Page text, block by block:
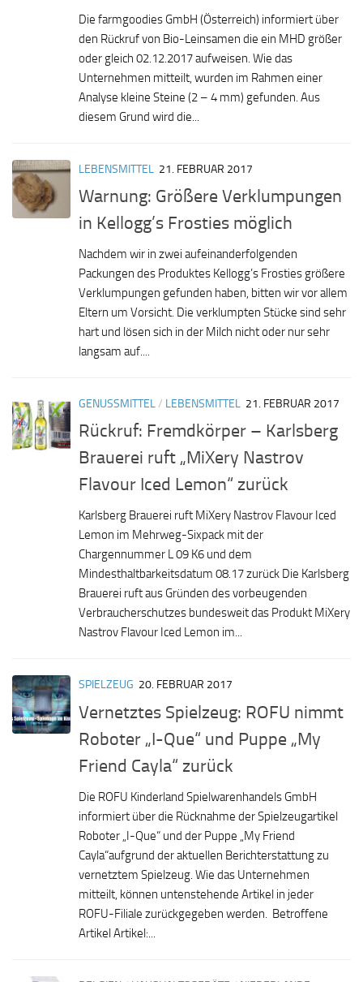
Die farmgoodies GmbH (Österreich) informiert über
den Rückruf von Bio-Leinsamen die ein MHD größer
oder gleich 02.12.2017 aufweisen. Wie das
Unternehmen mitteilt, wurden im Rahmen einer
Analyse kleine Steine (2 – 4 mm) gefunden. Aus
diesem Grund wird die...
LEBENSMITTEL 21. FEBRUAR 2017
Warnung: Größere Verklumpungen
in Kellogg’s Frosties möglich
Nachdem wir in zwei aufeinanderfolgenden
Packungen des Produktes Kellogg’s Frosties größere
Verklumpungen gefunden haben, bitten wir vor allem
Eltern um Vorsicht. Die verklumpten Stücke sind sehr
hart und lösen sich in der Milch nicht oder nur sehr
langsam auf....
GENUSSMITTEL/ LEBENSMITTEL 21. FEBRUAR 2017
Rückruf: Fremdkörper – Karlsberg
Brauerei ruft „MiXery Nastrov
Flavour Iced Lemon“ zurück
Karlsberg Brauerei ruft MiXery Nastrov Flavour Iced
Lemon im Mehrweg-Sixpack mit der
Chargennummer L 09 K6 und dem
Mindesthaltbarkeitsdatum 08.17 zurück Die Karlsberg
Brauerei ruft aus Gründen des vorbeugenden
Verbraucherschutzes bundesweit das Produkt MiXery
Nastrov Flavour Iced Lemon im...
SPIELZEUG 20. FEBRUAR 2017
Vernetztes Spielzeug: ROFU nimmt
Roboter „I-Que“ und Puppe „My
Friend Cayla“ zurück
Die ROFU Kinderland Spielwarenhandels GmbH
informiert über die Rücknahme der Spielzeugartikel
Roboter „I-Que“ und der Puppe „My Friend
Cayla“aufgrund der aktuellen Berichterstattung zu
vernetztem Spielzeug. Wie das Unternehmen
mitteilt, können untenstehende Artikel in jeder
ROFU-Filiale zurückgegeben werden. Betroffene
Artikel Artikel:...